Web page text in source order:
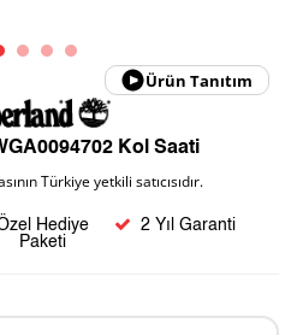
Ürün Tanıtım
Kol Saati
Türkiye yetkili satıcısıdır.
Hediye
Paketi
2 Yıl Garanti